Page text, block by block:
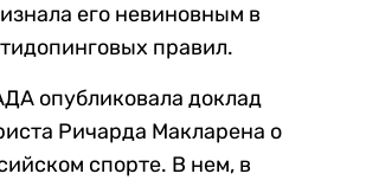
его невиновным в
правил.
опубликовала доклад
Ричарда Макларена о
спорте. В нем, в